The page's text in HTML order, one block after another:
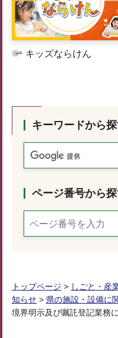
キッズならけん
キーワードから
ページ番号から
トップページ > しごと・産
知らせ > 県の施設・設備に
境界明示及び嘱託登記業務